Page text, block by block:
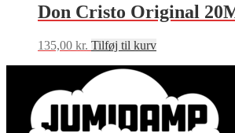
Don Cristo Original
135,00 kr. Tilføj til kurv